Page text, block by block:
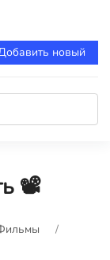
новый
📽